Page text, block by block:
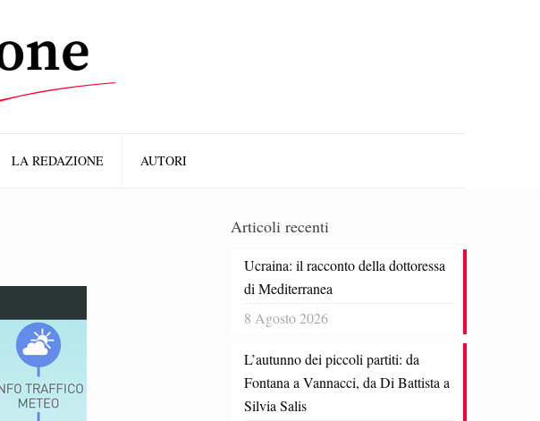
LA REDAZIONE AUTORI
Articoli recenti
Ucraina: il racconto della dottoressa
di Mediterranea
8 Agosto 2026
L’autunno dei piccoli partiti: da
Fontana a Vannacci, da Di Battista a
Silvia Salis